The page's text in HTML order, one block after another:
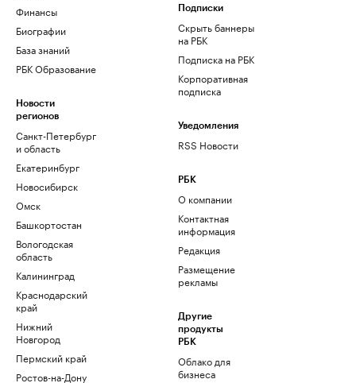
Финансы
Биографии
База знаний
РБК Образование
Новости
регионов
Санкт-Петербург
и область
Екатеринбург
Новосибирск
Омск
Башкортостан
Вологодская
область
Калининград
Краснодарский
край
Нижний
Новгород
Пермский край
Ростов-на-Дону
Подписки
Скрыть баннеры
на РБК
Подписка на РБК
Корпоративная
подписка
Уведомления
RSS Новости
РБК
О компании
Контактная
информация
Редакция
Размещение
рекламы
Другие
продукты
РБК
Облако для
бизнеса